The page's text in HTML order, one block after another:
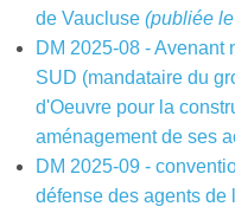
de Vaucluse (publiée
DM 2025-08 - Avenant
SUD (mandataire du
d'Oeuvre pour la
aménagement de ses
DM 2025-09 -
défense des agents